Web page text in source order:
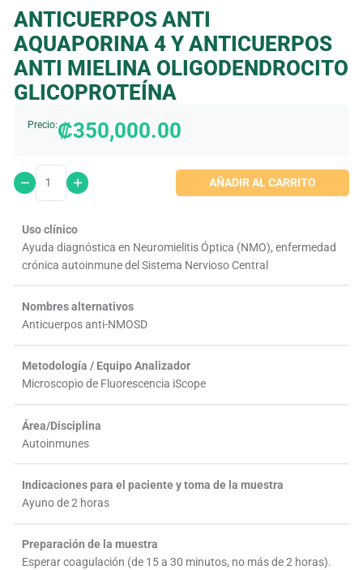
ANTICUERPOS ANTI
AQUAPORINA 4 Y ANTICUERPOS
ANTI MIELINA OLIGODENDROCITO
GLICOPROTEÍNA
Precio:₡350,000.00
AÑADIR AL CARRITO
Uso clínico
Ayuda diagnóstica en Neuromielitis Óptica (NMO), enfermedad
crónica autoinmune del Sistema Nervioso Central
Nombres alternativos
Anticuerpos anti-NMOSD
Metodología / Equipo Analizador
Microscopio de Fluorescencia iScope
Área/Disciplina
Autoinmunes
Indicaciones para el paciente y toma de la muestra
Ayuno de 2 horas
Preparación de la muestra
Esperar coagulación (de 15 a 30 minutos, no más de 2 horas).